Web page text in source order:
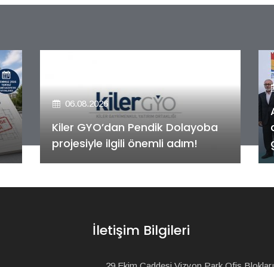
06.08.2026
Alya Merkezefendi Konutları'nın
anahtar teslim töreni
gerçekleştirildi!
İletişim Bilgileri